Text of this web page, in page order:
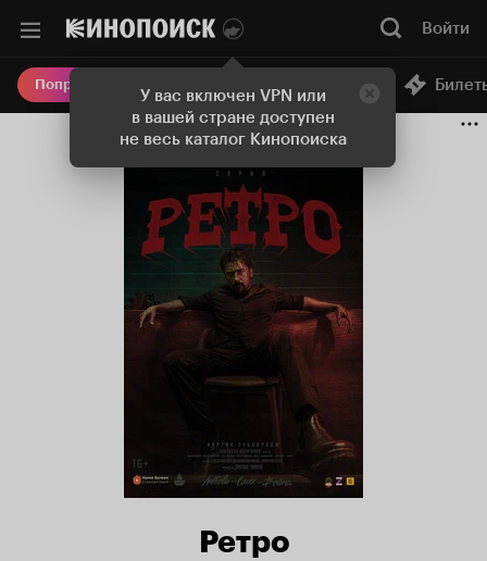
У вас включен VPN или
в вашей стране доступен
не весь каталог Кинопоиска
Войти
Попробовать Плюс Онлайн-кинотеатр
Ретро